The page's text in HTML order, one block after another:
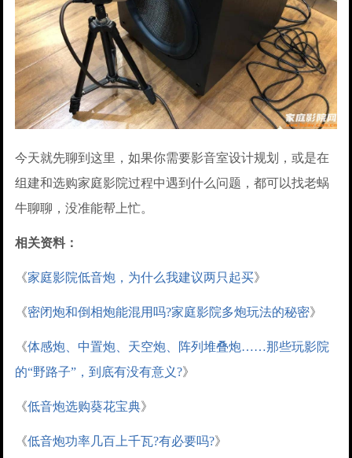
今天就先聊到这里，如果你需要影音室设计规划，或是在
组建和选购家庭影院过程中遇到什么问题，都可以找老蜗
牛聊聊，没准能帮上忙。
相关资料：
《家庭影院低音炮，为什么我建议两只起买》
《密闭炮和倒相炮能混用吗?家庭影院多炮玩法的秘密》
《体感炮、中置炮、天空炮、阵列堆叠炮……那些玩影院
的“野路子”，到底有没有意义?》
《低音炮选购葵花宝典》
《低音炮功率几百上千瓦?有必要吗?》